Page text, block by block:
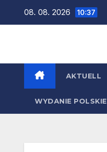
08. 08. 2026 10:37
AKTUELL
WYDANIE POLSKIE